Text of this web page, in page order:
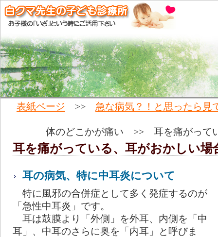
表紙ページ >> 急な病気？！と思ったら見
体のどこかが痛い >> 耳を痛がって
耳を痛がっている、耳がおかしい
耳の病気、特に中耳炎について
特に風邪の合併症として多く発症するのが
「急性中耳炎」です。
耳は鼓膜より「外側」を外耳、内側を「中
耳」、中耳のさらに奥を「内耳」と呼びま